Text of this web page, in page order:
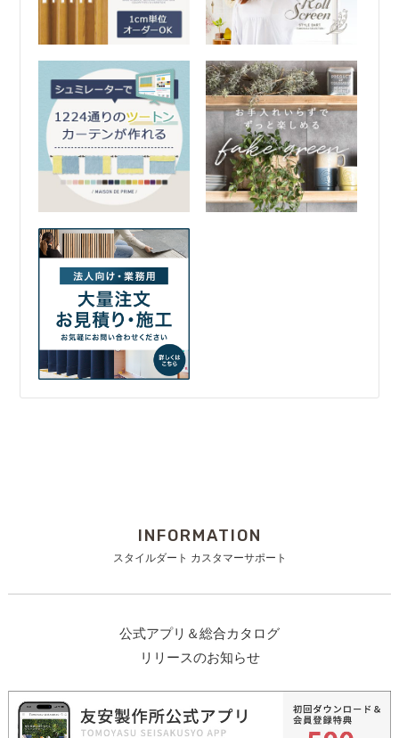
INFORMATION
スタイルダート カスタマーサポート
公式アプリ＆総合カタログ
リリースのお知らせ